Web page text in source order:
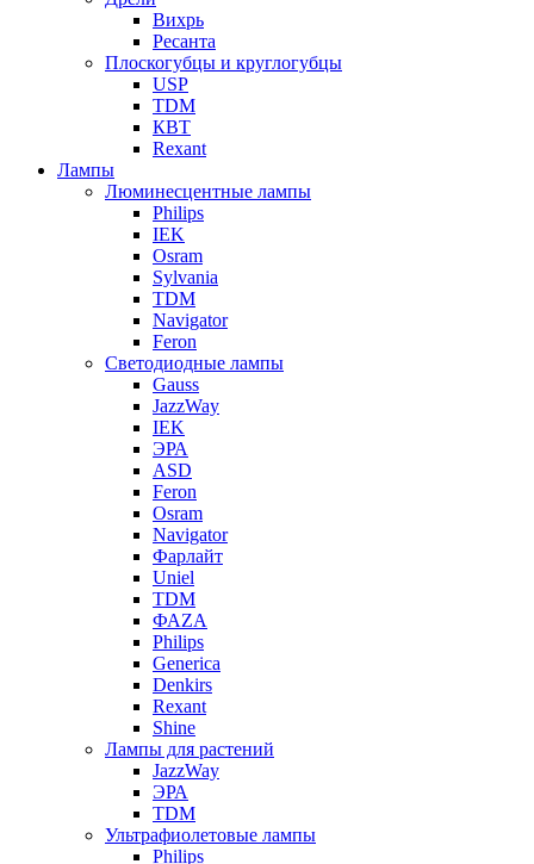
Вихрь
Ресанта
Плоскогубцы и круглогубцы
USP
TDM
КВТ
Rexant
Лампы
Люминесцентные лампы
Philips
IEK
Osram
Sylvania
TDM
Navigator
Feron
Светодиодные лампы
Gauss
JazzWay
IEK
ЭРА
ASD
Feron
Osram
Navigator
Фарлайт
Uniel
TDM
ФАZА
Philips
Generica
Denkirs
Rexant
Shine
Лампы для растений
JazzWay
ЭРА
TDM
Ультрафиолетовые лампы
Philips